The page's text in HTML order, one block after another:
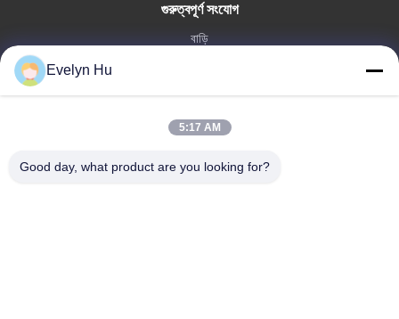
গুরুত্বপূর্ণ সংযোগ
বাড়ি
কারখানা ভ্রমণ
Evelyn Hu
5:17 AM
Good day, what product are you looking for?